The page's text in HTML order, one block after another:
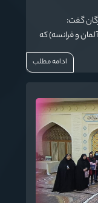
گفت:
و فرانسه) که
ملل متحد
حقوق بشر در
ادامه مطلب